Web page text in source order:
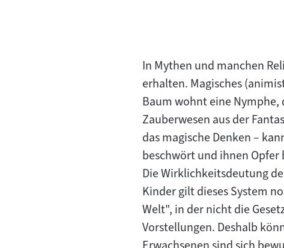
In Mythen und manchen
erhalten. Magisches
Baum wohnt eine Nymphe,
Zauberwesen aus der
das magische Denken –
beschwört und ihnen
Die Wirklichkeitsdeutung
Kinder gilt dieses System
Welt", in der nicht die
Vorstellungen. Deshalb